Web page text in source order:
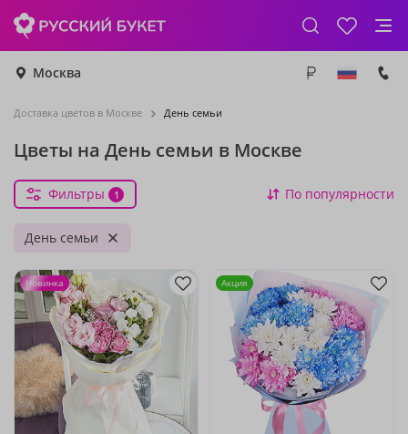
Москва
Доставка цветов в Москве День семьи
Цветы на День семьи в Москве
Фильтры 1 По популярности
День семьи
Новинка Акция